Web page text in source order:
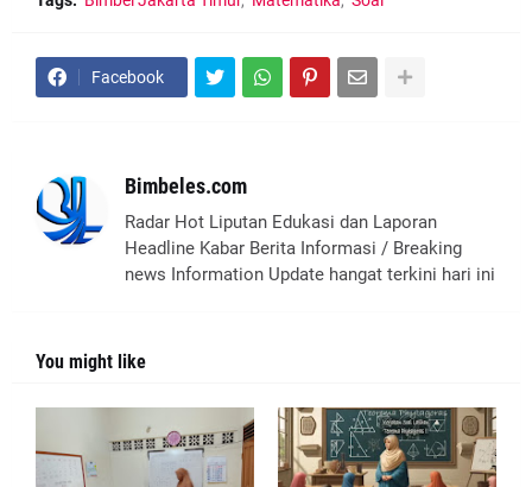
Facebook
Bimbeles.com
Radar Hot Liputan Edukasi dan Laporan
Headline Kabar Berita Informasi / Breaking
news Information Update hangat terkini hari ini
You might like